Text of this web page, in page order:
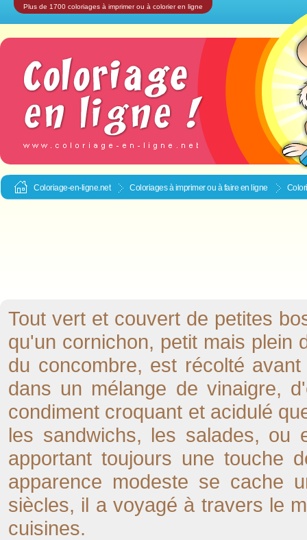
Plus de 1700 coloriages à imprimer ou à colorier en ligne
Coloriage-en-ligne.net Coloriages à imprimer ou à faire en ligne
Tout vert et couvert de petites
qu'un cornichon, petit mais plein
du concombre, est récolté
dans un mélange de vinaigre,
condiment croquant et acidulé
les sandwichs, les salades, ou
apportant toujours une touche
apparence modeste se cache
siècles, il a voyagé à travers le
cuisines.